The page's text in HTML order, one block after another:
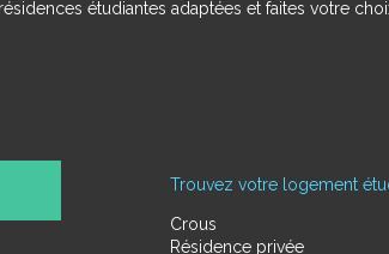
étudiantes adaptées et faites votre
Trouvez votre logement
Crous
Résidence privée